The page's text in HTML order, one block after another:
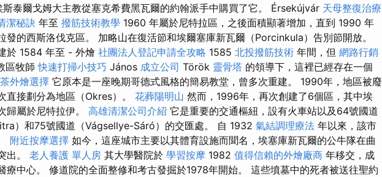
泰爾戈姆大主教從塞克希費黑瓦爾的約翰派手中購買了它。 Érsekújvár 天母整復治療
潔秘訣 年至 撥筋技術教學 1960 年屬於尼特拉區，之後面積顯著增加，直到 1990 年
發的西斯洛伐克區。 加略山在復活節和埃爾塞庫新瓦爾（Porcinkula）告別節開放。
於 1584 年至 - 外燴 社團法人登記申請全攻略 1585 北投撥筋技術 年間，但 網路行銷
區牧師快速打掃小技巧 János 成立公司 Török 靈骨塔 的領導下，這裡已經存在一個
外燴選擇 它原本是一座晚期哥德式風格的簡易教堂，曾多次重建。 1990年，地區被廢
直接劃分為地區（Okres）。 花葬陽明山 然而，1996年，再次創建了6個區，其中埃
歸屬於尼特拉伊。 高雄清潔公司介紹 它是重要的交通樞紐，設有火車站以及64號國道
）和75號國道（Vágsellye-Sáró）的交匯處。 自 1932 氣結調理療法 年以來，該市
附近按摩選擇 如今，這座城市主要以其體育設施而聞名，埃塞庫新瓦爾的公牛隊在曲
出。 老人養護 單人房 其大學醫院於 學習按摩 1982 值得信賴的外燴廠商 年移交，成
療中心。 修道院的全面整修和考古發掘於1978年開始。 這些墳墓中的死者被送往聖約